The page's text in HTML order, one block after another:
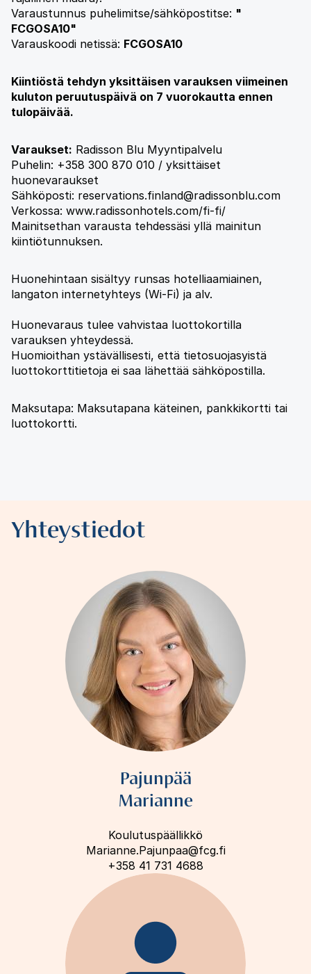
Varaustunnus puhelimitse/sähköpostitse: "
FCGOSA10"
Varauskoodi netissä: FCGOSA10
Kiintiöstä tehdyn yksittäisen varauksen viimeinen
kuluton peruutuspäivä on 7 vuorokautta ennen
tulopäivää.
Varaukset: Radisson Blu Myyntipalvelu
Puhelin: +358 300 870 010 / yksittäiset
huonevaraukset
Sähköposti: reservations.finland@radissonblu.com
Verkossa: www.radissonhotels.com/fi-fi/
Mainitsethan varausta tehdessäsi yllä mainitun
kiintiötunnuksen.
Huonehintaan sisältyy runsas hotelliaamiainen,
langaton internetyhteys (Wi-Fi) ja alv.
Huonevaraus tulee vahvistaa luottokortilla
varauksen yhteydessä.
Huomioithan ystävällisesti, että tietosuojasyistä
luottokorttitietoja ei saa lähettää sähköpostilla.
Maksutapa: Maksutapana käteinen, pankkikortti tai
luottokortti.
Yhteystiedot
Pajunpää
Marianne
Koulutuspäällikkö
Marianne.Pajunpaa@fcg.fi
+358 41 731 4688